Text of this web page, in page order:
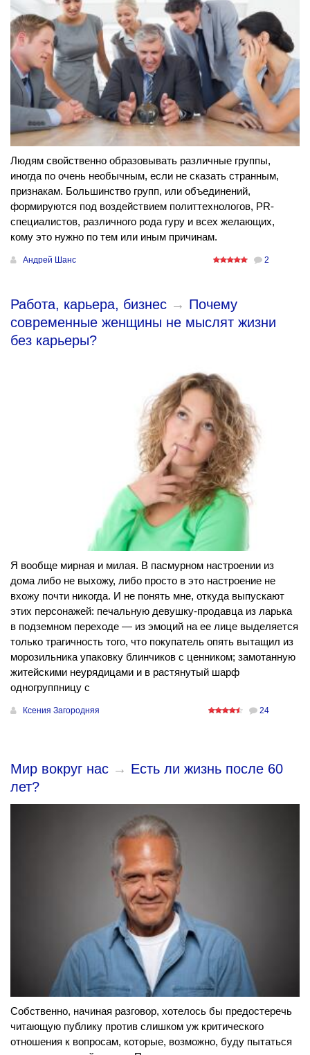
Людям свойственно образовывать различные группы,
иногда по очень необычным, если не сказать странным,
признакам. Большинство групп, или объединений,
формируются под воздействием политтехнологов, PR-
специалистов, различного рода гуру и всех желающих,
кому это нужно по тем или иным причинам.
Андрей Шанс 2
Работа, карьера, бизнес → Почему
современные женщины не мыслят жизни
без карьеры?
Я вообще мирная и милая. В пасмурном настроении из
дома либо не выхожу, либо просто в это настроение не
вхожу почти никогда. И не понять мне, откуда выпускают
этих персонажей: печальную девушку-продавца из ларька
в подземном переходе — из эмоций на ее лице выделяется
только трагичность того, что покупатель опять вытащил из
морозильника упаковку блинчиков с ценником; замотанную
житейскими неурядицами и в растянутый шарф
одногруппницу с
Ксения Загородняя 24
Мир вокруг нас → Есть ли жизнь после 60
лет?
Собственно, начиная разговор, хотелось бы предостеречь
читающую публику против слишком уж критического
отношения к вопросам, которые, возможно, буду пытаться